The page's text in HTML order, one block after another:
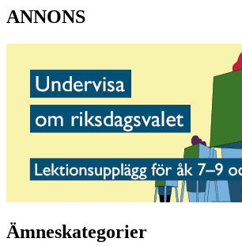
ANNONS
Ämneskategorier